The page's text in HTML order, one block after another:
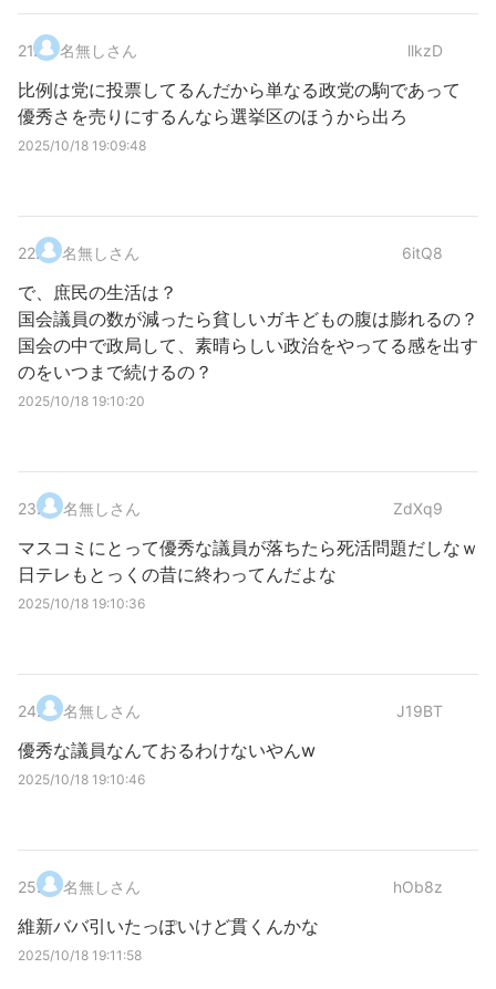
21. 名無しさん llkzD
比例は党に投票してるんだから単なる政党の駒であって
優秀さを売りにするんなら選挙区のほうから出ろ
2025/10/18 19:09:48
22. 名無しさん 6itQ8
で、庶民の生活は？
国会議員の数が減ったら貧しいガキどもの腹は膨れるの？
国会の中で政局して、素晴らしい政治をやってる感を出す
のをいつまで続けるの？
2025/10/18 19:10:20
23. 名無しさん ZdXq9
マスコミにとって優秀な議員が落ちたら死活問題だしなｗ
日テレもとっくの昔に終わってんだよな
2025/10/18 19:10:36
24. 名無しさん J19BT
優秀な議員なんておるわけないやんw
2025/10/18 19:10:46
25. 名無しさん hOb8z
維新ババ引いたっぽいけど貫くんかな
2025/10/18 19:11:58